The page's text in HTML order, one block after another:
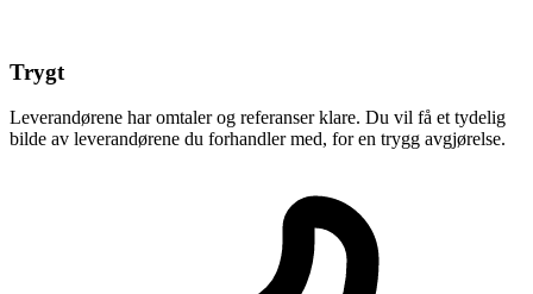
Trygt
Leverandørene har omtaler og referanser klare. Du vil få et tydelig
bilde av leverandørene du forhandler med, for en trygg avgjørelse.